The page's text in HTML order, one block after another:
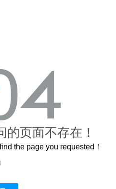
原了600岁的紫禁城
的页面不存在！
the page you requested！